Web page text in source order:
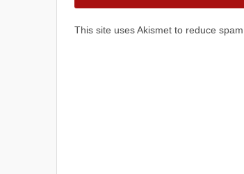
This site uses Akismet to reduce spam.